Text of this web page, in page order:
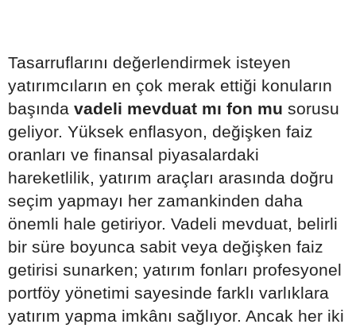
Tasarruflarını değerlendirmek isteyen
yatırımcıların en çok merak ettiği konuların
başında vadeli mevduat mı fon mu sorusu
geliyor. Yüksek enflasyon, değişken faiz
oranları ve finansal piyasalardaki
hareketlilik, yatırım araçları arasında doğru
seçim yapmayı her zamankinden daha
önemli hale getiriyor. Vadeli mevduat, belirli
bir süre boyunca sabit veya değişken faiz
getirisi sunarken; yatırım fonları profesyonel
portföy yönetimi sayesinde farklı varlıklara
yatırım yapma imkânı sağlıyor. Ancak her iki